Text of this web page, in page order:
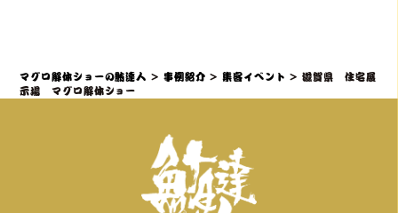
の実施実績があります。
ーテイメントとして昇華させるプロの
グ＆サプライズ入場」で期待感を高
め、「共同作業と写真映え」で誰もが
主役になり、「ライブで食す」最高の
カタルシスを提供することがです。
マグロ解体ショーの鮪達人 > 事例紹介 >集客イベント >滋賀県 住宅展
示場 マグロ解体ショー